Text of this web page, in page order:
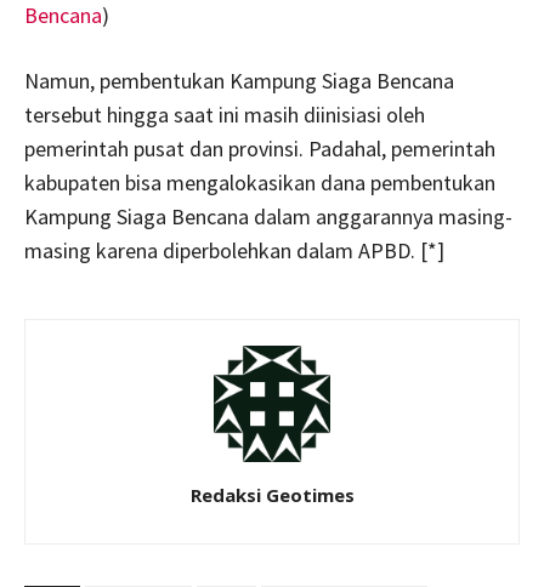
Bencana)
Namun, pembentukan Kampung Siaga Bencana
tersebut hingga saat ini masih diinisiasi oleh
pemerintah pusat dan provinsi. Padahal, pemerintah
kabupaten bisa mengalokasikan dana pembentukan
Kampung Siaga Bencana dalam anggarannya masing-
masing karena diperbolehkan dalam APBD. [*]
Redaksi Geotimes